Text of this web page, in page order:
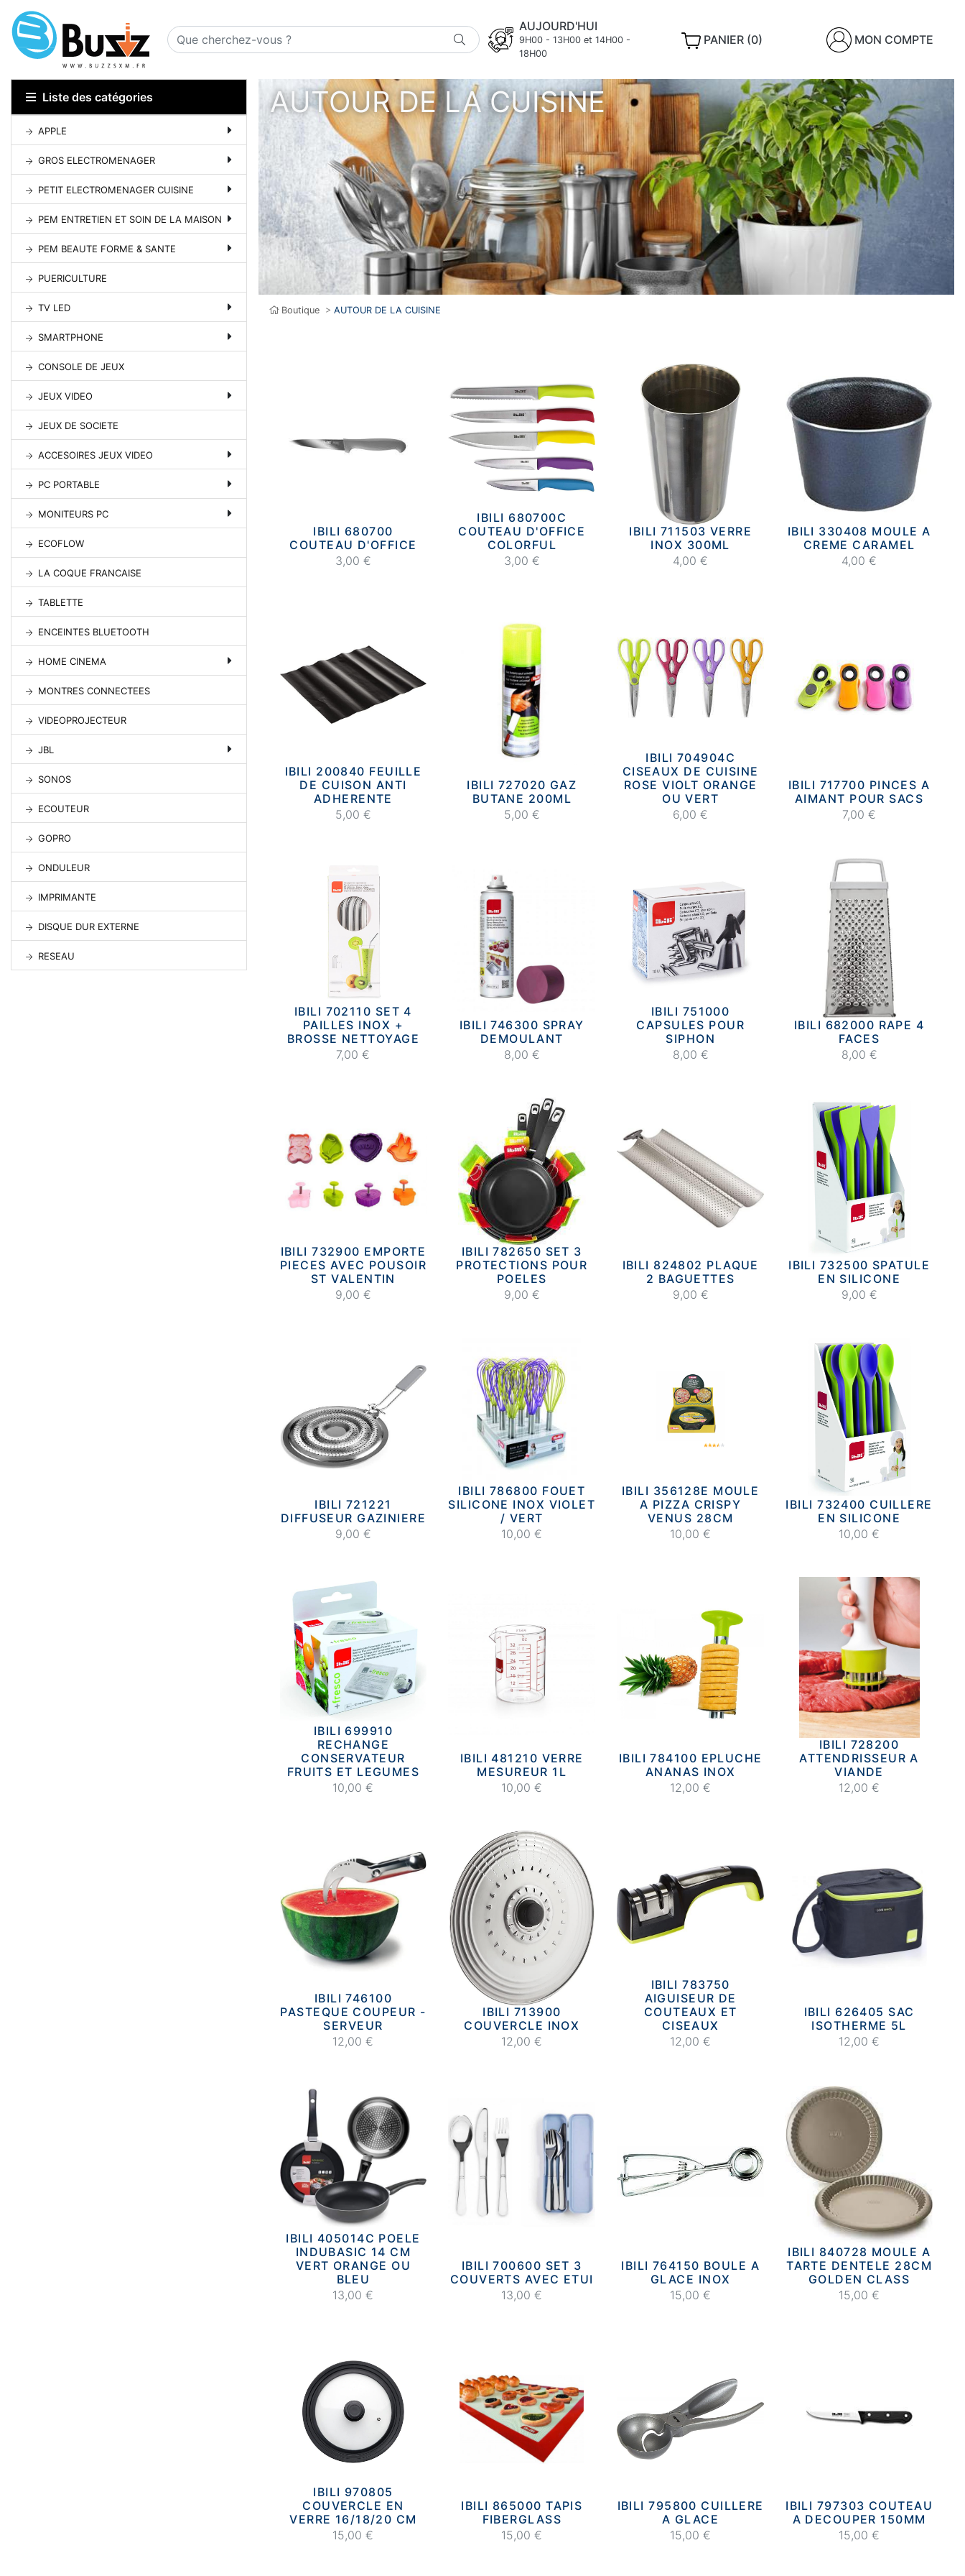
AUJOURD'HUI
9H00 - 13H00 et 14H00 -
18H00
PANIER (0) MON COMPTE
Liste des catégories
APPLE
GROS ELECTROMENAGER
PETIT ELECTROMENAGER CUISINE
PEM ENTRETIEN ET SOIN DE LA MAISON
PEM BEAUTE FORME & SANTE
PUERICULTURE
TV LED
SMARTPHONE
CONSOLE DE JEUX
JEUX VIDEO
JEUX DE SOCIETE
ACCESOIRES JEUX VIDEO
PC PORTABLE
MONITEURS PC
ECOFLOW
LA COQUE FRANCAISE
TABLETTE
ENCEINTES BLUETOOTH
HOME CINEMA
MONTRES CONNECTEES
VIDEOPROJECTEUR
JBL
SONOS
ECOUTEUR
GOPRO
ONDULEUR
IMPRIMANTE
DISQUE DUR EXTERNE
RESEAU
AUTOUR DE LA CUISINE
Boutique > AUTOUR DE LA CUISINE
IBILI 680700
COUTEAU D'OFFICE
3,00 €
IBILI 680700C
COUTEAU D'OFFICE
COLORFUL
3,00 €
IBILI 711503 VERRE
INOX 300ML
4,00 €
IBILI 330408 MOULE A
CREME CARAMEL
4,00 €
IBILI 200840 FEUILLE
DE CUISON ANTI
ADHERENTE
5,00 €
IBILI 727020 GAZ
BUTANE 200ML
5,00 €
IBILI 704904C
CISEAUX DE CUISINE
ROSE VIOLT ORANGE
OU VERT
6,00 €
IBILI 717700 PINCES A
AIMANT POUR SACS
7,00 €
IBILI 702110 SET 4
PAILLES INOX +
BROSSE NETTOYAGE
7,00 €
IBILI 746300 SPRAY
DEMOULANT
8,00 €
IBILI 751000
CAPSULES POUR
SIPHON
8,00 €
IBILI 682000 RAPE 4
FACES
8,00 €
IBILI 732900 EMPORTE
PIECES AVEC POUSOIR
ST VALENTIN
9,00 €
IBILI 782650 SET 3
PROTECTIONS POUR
POELES
9,00 €
IBILI 824802 PLAQUE
2 BAGUETTES
9,00 €
IBILI 732500 SPATULE
EN SILICONE
9,00 €
IBILI 721221
DIFFUSEUR GAZINIERE
9,00 €
IBILI 786800 FOUET
SILICONE INOX VIOLET
/ VERT
10,00 €
IBILI 356128E MOULE
A PIZZA CRISPY
VENUS 28CM
10,00 €
IBILI 732400 CUILLERE
EN SILICONE
10,00 €
IBILI 699910
RECHANGE
CONSERVATEUR
FRUITS ET LEGUMES
10,00 €
IBILI 481210 VERRE
MESUREUR 1L
10,00 €
IBILI 784100 EPLUCHE
ANANAS INOX
12,00 €
IBILI 728200
ATTENDRISSEUR A
VIANDE
12,00 €
IBILI 746100
PASTEQUE COUPEUR -
SERVEUR
12,00 €
IBILI 713900
COUVERCLE INOX
12,00 €
IBILI 783750
AIGUISEUR DE
COUTEAUX ET
CISEAUX
12,00 €
IBILI 626405 SAC
ISOTHERME 5L
12,00 €
IBILI 405014C POELE
INDUBASIC 14 CM
VERT ORANGE OU
BLEU
13,00 €
IBILI 700600 SET 3
COUVERTS AVEC ETUI
13,00 €
IBILI 764150 BOULE A
GLACE INOX
15,00 €
IBILI 840728 MOULE A
TARTE DENTELE 28CM
GOLDEN CLASS
15,00 €
IBILI 970805
COUVERCLE EN
VERRE 16/18/20 CM
15,00 €
IBILI 865000 TAPIS
FIBERGLASS
15,00 €
IBILI 795800 CUILLERE
A GLACE
15,00 €
IBILI 797303 COUTEAU
A DECOUPER 150MM
15,00 €